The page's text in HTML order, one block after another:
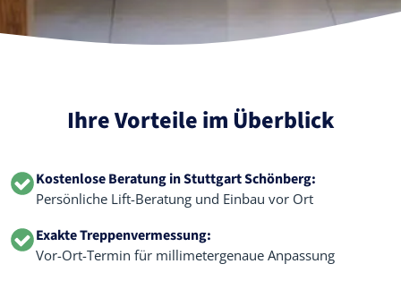
Ihre Vorteile im Überblick
Kostenlose Beratung in Stuttgart Schönberg:
Persönliche Lift-Beratung und Einbau vor Ort
Exakte Treppenvermessung:
Vor-Ort-Termin für millimetergenaue Anpassung